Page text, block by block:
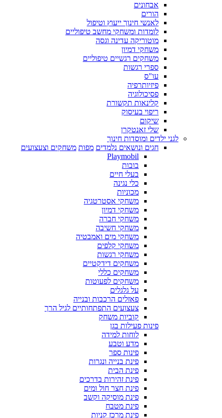
אבחונים
הורים
לאנשי חינוך ייעוץ וטיפול
לומדות ומשחקי מחשב טיפוליים
מוטוריקה עדינה וגסה
משחקי דמיון
משחקים רגשיים טיפוליים
ספרי רגשות
עו"ס
פיזיותרפיה
פסיכולוגיה
קלינאות תקשורת
ריפוי בעיסוק
שיקום
שלי זאנטקרן
לגני ילדים ומוסדות חינוך
חגים ונושאים נלמדים מפות משחקים וצעצועים
Playmobil
בובות
בעלי חיים
כלי נגינה
מכוניות
משחקי אסטרטגיה
משחקי דמיון
משחקי חברה
משחקי חשיבה
משחקי מים ואמבטיה
משחקי קלפים
משחקי רגשות
משחקים דידקטיים
משחקים כללי
משחקים לפעוטות
על גלגלים
פאזלים הרכבות ובנייה
צעצועים התפתחותיים לגיל הרך
קוביות משחק
פינות פעילות בגן
לוחות למידה
מדע וטבע
פינות ספר
פינת בנייה ונגרות
פינת הבית
פינת זהירות בדרכים
פינת חצר חול ומים
פינת מוסיקה וקשב
פינת מטבח
פינת מרכז קניות